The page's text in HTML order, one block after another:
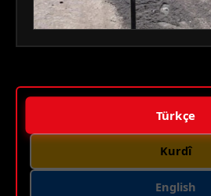
Türkçe
Kurdî
English